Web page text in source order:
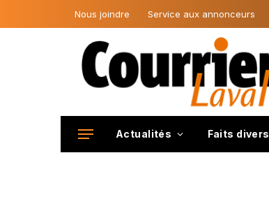
Nous joindre Service aux annonceurs
Actualités Faits divers